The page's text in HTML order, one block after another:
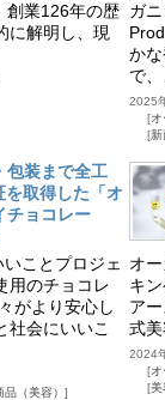
業126年の歴
に解明し、現
ガ
か
で
2025
オ
新
包装まで全工
取得した「オ
チョコレー
ことプロジェ
用のチョコレ
がより安心し
社会にいいこ
品（美容）
オ
キ
ア
式
2024
オ
美